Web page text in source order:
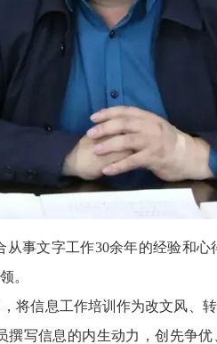
事文字工作30余年的经验和
。
将信息工作培训作为改文风、
写信息的内生动力，创先争